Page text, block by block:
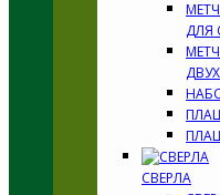
ДЛЯ
СВЕРЛА